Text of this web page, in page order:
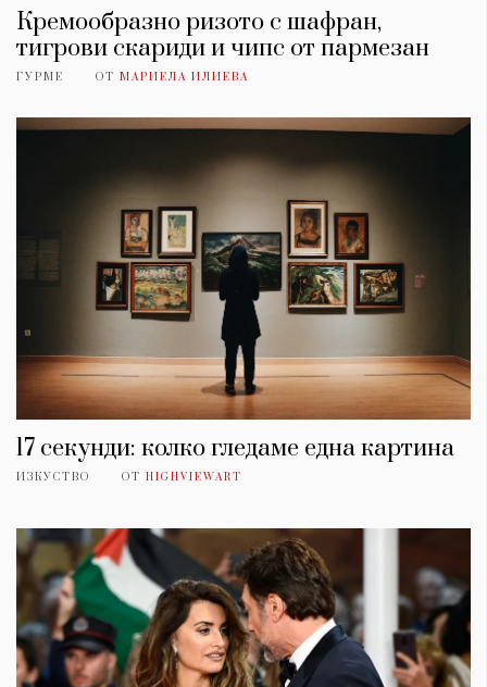
Кремообразно ризото с шафран,
тигрови скариди и чипс от пармезан
ГУРМЕ ОТ МАРИЕЛА ИЛИЕВА
17 секунди: колко гледаме една картина
ИЗКУСТВО ОТ HIGHVIEWART